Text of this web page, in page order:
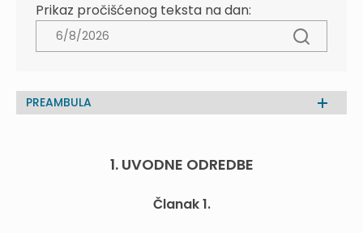
Prikaz pročišćenog teksta na dan:
PREAMBULA
1. UVODNE ODREDBE
Članak 1.